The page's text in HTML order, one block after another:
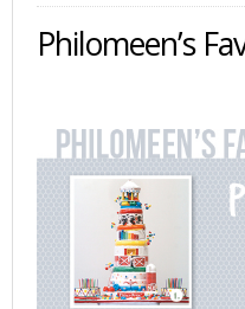
Philomeen’s